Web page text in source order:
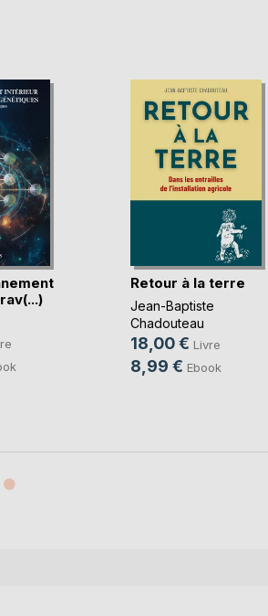
Retour à la terre
Jean-Baptiste
Chadouteau
18,00 € Livre
8,99 € Ebook